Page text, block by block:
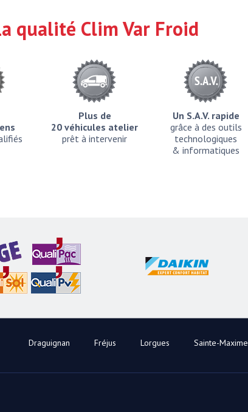
qualité Clim Var Froid
Plus de
20 véhicules atelier
prêt à intervenir
Un S.A.V. rapide
grâce à des outils
technologiques
& informatiques
Draguignan Fréjus Lorgues Sainte-Maxime